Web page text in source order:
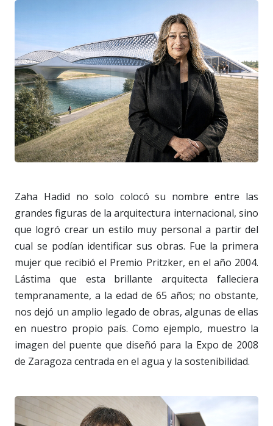
Zaha Hadid no solo colocó su nombre entre las
grandes figuras de la arquitectura internacional, sino
que logró crear un estilo muy personal a partir del
cual se podían identificar sus obras. Fue la primera
mujer que recibió el Premio Pritzker, en el año 2004.
Lástima que esta brillante arquitecta falleciera
tempranamente, a la edad de 65 años; no obstante,
nos dejó un amplio legado de obras, algunas de ellas
en nuestro propio país. Como ejemplo, muestro la
imagen del puente que diseñó para la Expo de 2008
de Zaragoza centrada en el agua y la sostenibilidad.